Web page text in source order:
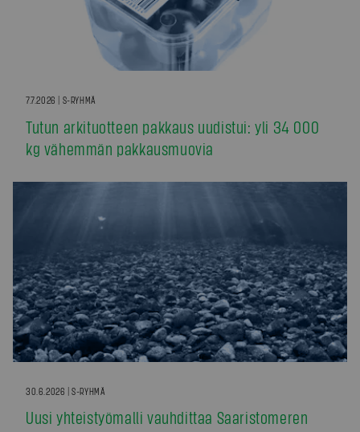
7.7.2026 | S-RYHMÄ
Tutun arkituotteen pakkaus uudistui: yli 34 000
kg vähemmän pakkausmuovia
30.6.2026 | S-RYHMÄ
Uusi yhteistyömalli vauhdittaa Saaristomeren